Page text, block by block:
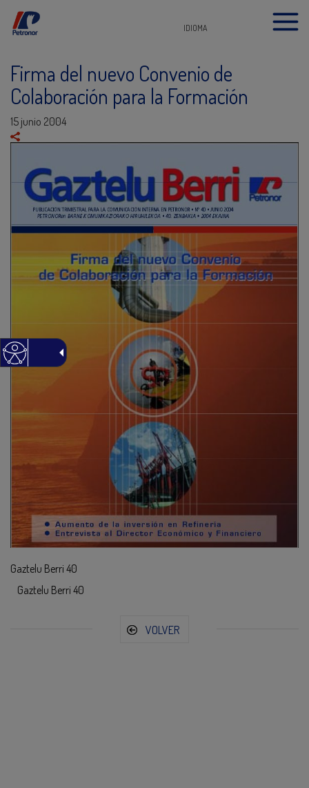
IDIOMA
Firma del nuevo Convenio de
Colaboración para la Formación
15 junio 2004
Gaztelu Berri 40
Gaztelu Berri 40
VOLVER